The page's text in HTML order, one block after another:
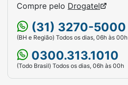
Compre pelo Drogatel
(31) 3270-5000
(BH e Região) Todos os dias, 06h às 00h
0300.313.1010
(Todo Brasil) Todos os dias, 06h às 00h